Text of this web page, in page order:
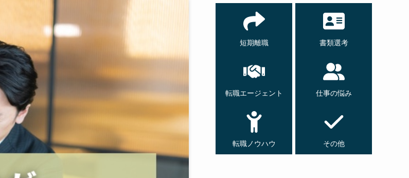
短期離職 書類選考
転職エージェント 仕事の悩み
転職ノウハウ その他